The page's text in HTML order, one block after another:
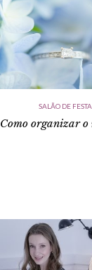
SALÃO DE FESTA
Como organizar